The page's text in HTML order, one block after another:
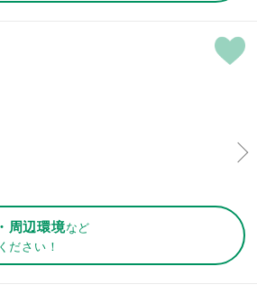
周辺環境など
ださい！